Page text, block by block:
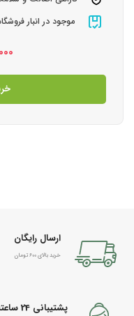
موجود در انبار
ارسال رایگان
خرید بالای 600 تومان
پشتیبانی 24 ساعته